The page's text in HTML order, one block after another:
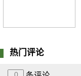
热门评论